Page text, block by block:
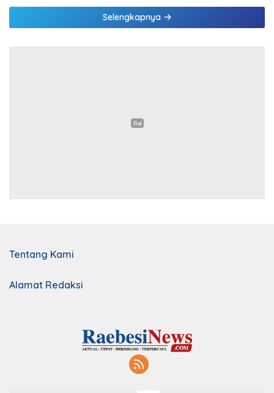
Selengkapnya
Tentang Kami
Alamat Redaksi